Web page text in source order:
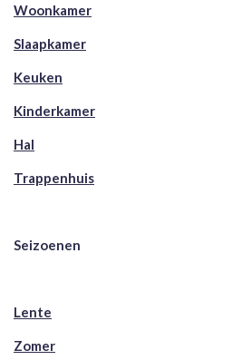
Woonkamer
Slaapkamer
Keuken
Kinderkamer
Hal
Trappenhuis
Seizoenen
Lente
Zomer